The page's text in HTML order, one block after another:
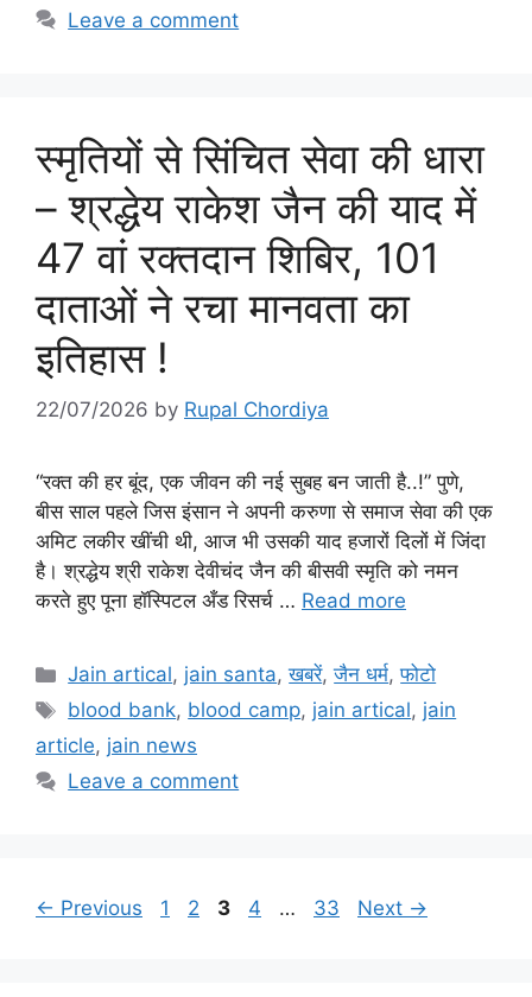
Leave a comment
स्मृतियों से सिंचित सेवा की धारा
– श्रद्धेय राकेश जैन की याद में
47 वां रक्तदान शिबिर, 101
दाताओं ने रचा मानवता का
इतिहास !
22/07/2026 by Rupal Chordiya
“रक्त की हर बूंद, एक जीवन की नई सुबह बन जाती है..!” पुणे,
बीस साल पहले जिस इंसान ने अपनी करुणा से समाज सेवा की एक
अमिट लकीर खींची थी, आज भी उसकी याद हजारों दिलों में जिंदा
है। श्रद्धेय श्री राकेश देवीचंद जैन की बीसवी स्मृति को नमन
करते हुए पूना हॉस्पिटल अँड रिसर्च … Read more
Categories
Jain artical, jain santa,खबरें,जैन धर्म,फोटो
Tags
blood bank, blood camp, jain artical, jain
article, jain news
Leave a comment
← Previous Page
1 Page
2 Page
3 Page
4 … Page
33 Next →